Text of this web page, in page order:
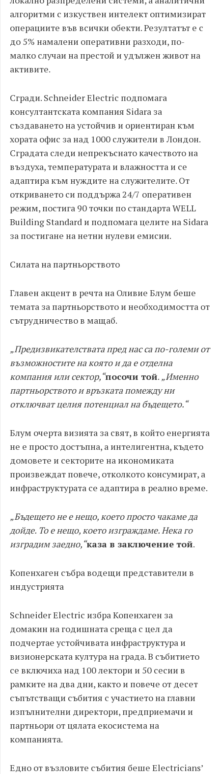
алгоритми с изкуствен интелект оптимизират
операциите във всички обекти. Резултатът е с
до 5% намалени оперативни разходи, по-
малко случаи на престой и удължен живот на
активите.
Сгради. Schneider Electric подпомага
консултантската компания Sidara за
създаването на устойчив и ориентиран към
хората офис за над 1000 служители в Лондон.
Сградата следи непрекъснато качеството на
въздуха, температурата и влажността и се
адаптира към нуждите на служителите. От
откриването си поддържа 24/7 оперативен
режим, постига 90 точки по стандарта WELL
Building Standard и подпомага целите на Sidara
за постигане на нетни нулеви емисии.
Силата на партньорството
Главен акцент в речта на Оливие Блум беше
темата за партньорството и необходимостта от
сътрудничество в мащаб.
„Предизвикателствата пред нас са по-големи от
възможностите на която и да е отделна
компания или сектор,“посочи той. „Именно
партньорството и връзката помежду ни
отключват целия потенциал на бъдещето.“
Блум очерта визията за свят, в който енергията
не е просто достъпна, а интелигентна, където
домовете и секторите на икономиката
произвеждат повече, отколкото консумират, а
инфраструктурата се адаптира в реално време.
„Бъдещето не е нещо, което просто чакаме да
дойде. То е нещо, което изграждаме. Нека го
изградим заедно,“каза в заключение той.
Копенхаген събра водещи представители в
индустрията
Schneider Electric избра Копенхаген за
домакин на годишната среща с цел да
подчертае устойчивата инфраструктура и
визионерската култура на града. В събитието
се включиха над 100 лектори и 50 сесии в
рамките на два дни, както и повече от десет
съпътстващи събития с участието на главни
изпълнителни директори, предприемачи и
партньори от цялата екосистема на
компанията.
Едно от възловите събития беше Electricians’